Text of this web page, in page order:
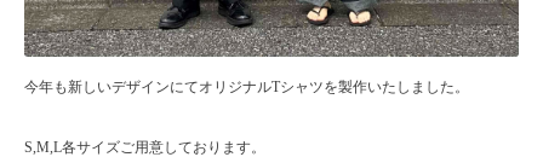
今年も新しいデザインにてオリジナルTシャツを製作いたしました。
S,M,L各サイズご用意しております。